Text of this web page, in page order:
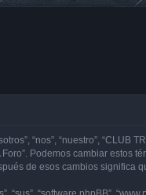
“nos”, “nuestro”,
Podemos cambiar
de esos cambios